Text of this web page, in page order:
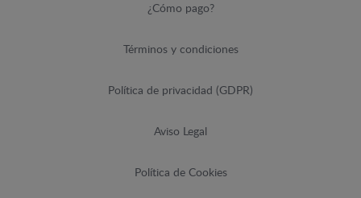
¿Cómo pago?
Términos y condiciones
Política de privacidad (GDPR)
Aviso Legal
Política de Cookies